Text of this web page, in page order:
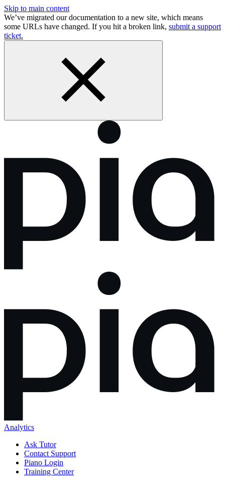
Skip to main content
We’ve migrated our documentation to a new site, which means
some URLs have changed. If you hit a broken link, submit a support
ticket.
Analytics
Ask Tutor
Contact Support
Piano Login
Training Center